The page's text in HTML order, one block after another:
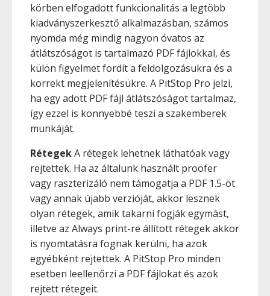
körben elfogadott funkcionalitás a legtöbb
kiadványszerkesztő alkalmazásban, számos
nyomda még mindig nagyon óvatos az
átlátszóságot is tartalmazó PDF fájlokkal, és
külön figyelmet fordít a feldolgozásukra és a
korrekt megjelenítésükre. A PitStop Pro jelzi,
ha egy adott PDF fájl átlátszóságot tartalmaz,
így ezzel is könnyebbé teszi a szakemberek
munkáját.
RétegekA rétegek lehetnek láthatóak vagy
rejtettek. Ha az általunk használt proofer
vagy raszterizáló nem támogatja a PDF 1.5-öt
vagy annak újabb verzióját, akkor lesznek
olyan rétegek, amik takarni fogják egymást,
illetve az Always print-re állított rétegek akkor
is nyomtatásra fognak kerülni, ha azok
egyébként rejtettek. A PitStop Pro minden
esetben leellenőrzi a PDF fájlokat és azok
rejtett rétegeit.